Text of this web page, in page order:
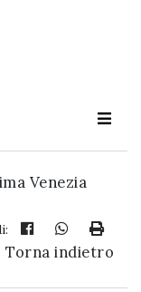
Venezia
Torna indietro